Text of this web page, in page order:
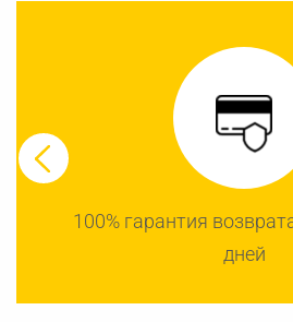
100% гарантия
дней